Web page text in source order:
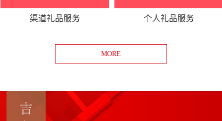
渠道礼品服务 个人礼品服务
MORE